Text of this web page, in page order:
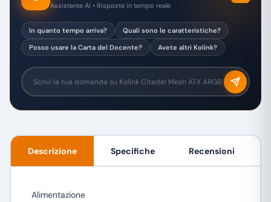
Assistente AI • Risposte in tempo reale
In quanto tempo arriva?
Quali sono le caratteristiche?
Posso usare la Carta del Docente?
Avete altri Kolink?
Descrizione Specifiche Recensioni
Alimentazione